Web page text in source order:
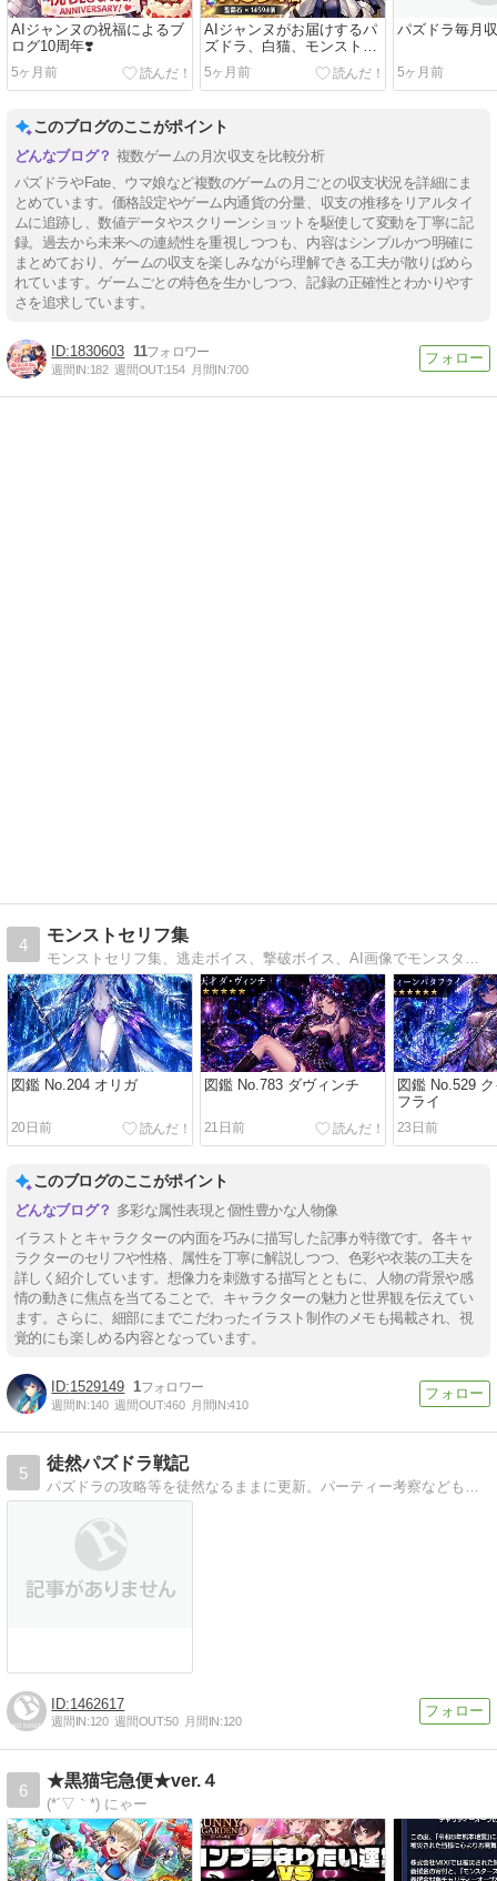
AIジャンヌの祝福によるブ
ログ10周年❣️
5ヶ月前
AIジャンヌがお届けするパ
ズドラ、白猫、モンスト、
FGO収支
5ヶ月前
パズドラ毎月
5ヶ月前
このブログのここがポイント
複数ゲームの月次収支を比較分析
パズドラやFate、ウマ娘など複数のゲームの月ごとの収支状況を詳細にま
とめています。価格設定やゲーム内通貨の分量、収支の推移をリアルタイ
ムに追跡し、数値データやスクリーンショットを駆使して変動を丁寧に記
録。過去から未来への連続性を重視しつつも、内容はシンプルかつ明確に
まとめており、ゲームの収支を楽しみながら理解できる工夫が散りばめら
れています。ゲームごとの特色を生かしつつ、記録の正確性とわかりやす
さを追求しています。
1830603 11
週間IN:182 週間OUT:154 月間IN:700
4
モンストセリフ集
図鑑 No.204 オリガ
20日前
図鑑 No.783 ダヴィンチ
21日前
図鑑 No.529
フライ
23日前
このブログのここがポイント
多彩な属性表現と個性豊かな人物像
イラストとキャラクターの内面を巧みに描写した記事が特徴です。各キャ
ラクターのセリフや性格、属性を丁寧に解説しつつ、色彩や衣装の工夫を
詳しく紹介しています。想像力を刺激する描写とともに、人物の背景や感
情の動きに焦点を当てることで、キャラクターの魅力と世界観を伝えてい
ます。さらに、細部にまでこだわったイラスト制作のメモも掲載され、視
覚的にも楽しめる内容となっています。
1529149 1
週間IN:140 週間OUT:460 月間IN:410
5
徒然パズドラ戦記
1462617
週間IN:120 週間OUT:50 月間IN:120
6
★黒猫宅急便★ver.４
(*´▽｀*) にゃー